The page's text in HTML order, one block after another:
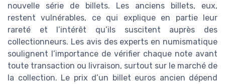
nouvelle série de billets. Les anciens billets, eux,
restent vulnérables, ce qui explique en partie leur
rareté et l’intérêt qu’ils suscitent auprès des
collectionneurs. Les avis des experts en numismatique
soulignent l’importance de vérifier chaque note avant
toute transaction ou livraison, surtout sur le marché de
la collection. Le prix d’un billet euros ancien dépend